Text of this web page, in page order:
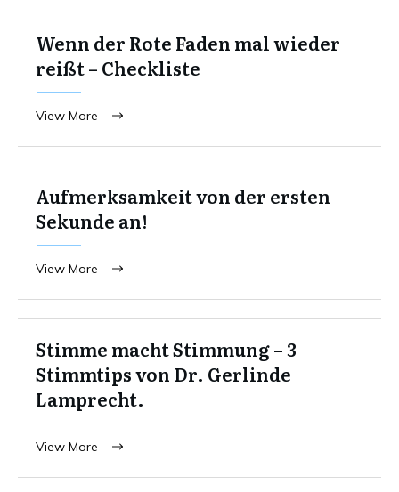
Wenn der Rote Faden mal wieder
reißt – Checkliste
View More
Aufmerksamkeit von der ersten
Sekunde an!
View More
Stimme macht Stimmung – 3
Stimmtips von Dr. Gerlinde
Lamprecht.
View More